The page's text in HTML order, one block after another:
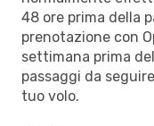
48 ore prima della
prenotazione con
settimana prima
passaggi da
tuo volo.